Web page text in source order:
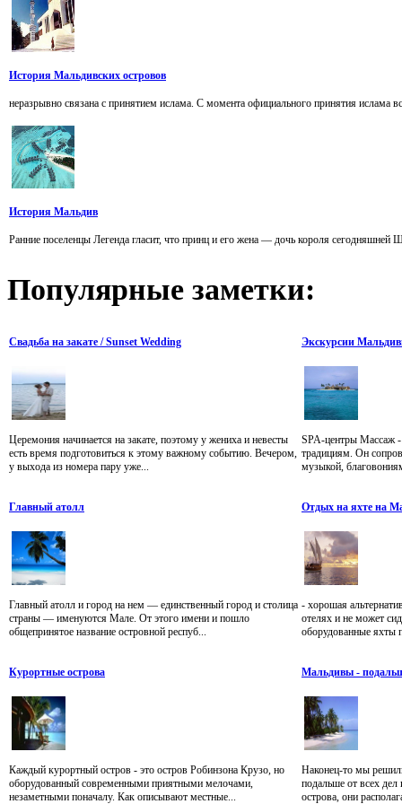
История Мальдивских островов
неразрывно связана с принятием ислама. С момента официального принятия ислама
История Мальдив
Ранние поселенцы Легенда гласит, что принц и его жена — дочь короля
Популярные заметки:
Свадьба на закате / Sunset Wedding
Церемония начинается на закате, поэтому у жениха и невесты
есть время подготовиться к этому важному событию. Вечером,
у выхода из номера пару уже...
Экскурсии
SPA-центры Массаж -
традициям. Он
музыкой,
Главный атолл
Главный атолл и город на нем — единственный город и столица
страны — именуются Мале. От этого имени и пошло
общепринятое название островной респуб...
Отдых на яхте на
- хорошая
отелях и не может
оборудованные яхты
Курортные острова
Каждый курортный остров - это остров Робинзона Крузо, но
оборудованный современными приятными мелочами,
незаметными поначалу. Как описывают местные...
Мальдивы -
Наконец-то мы
подальше от всех
острова, они